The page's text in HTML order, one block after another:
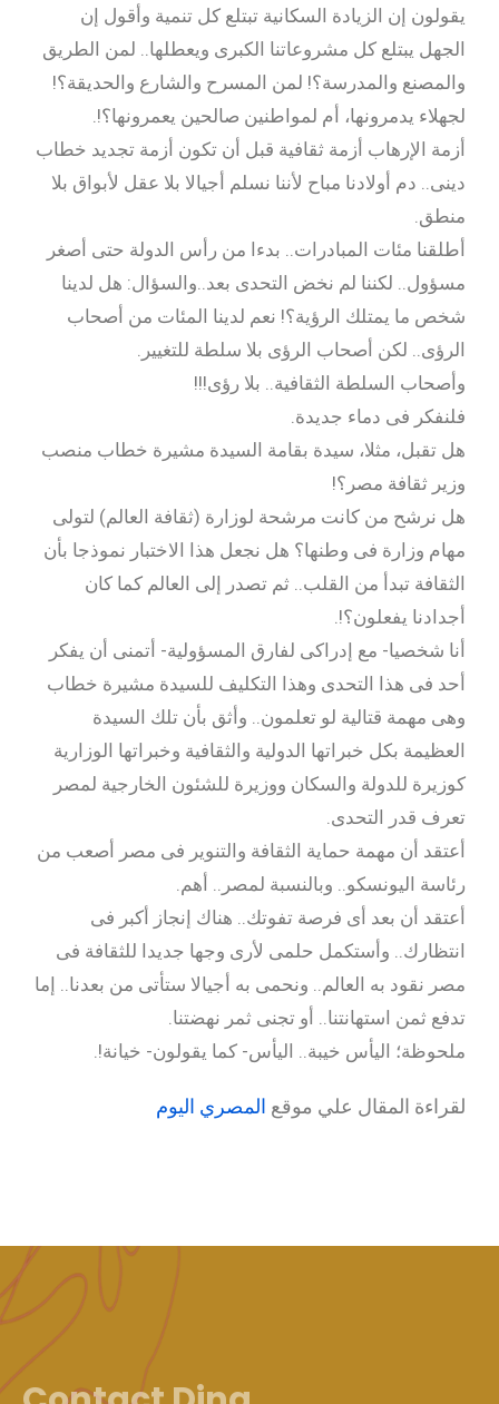
يقولون إن الزيادة السكانية تبتلع كل تنمية وأقول إن
الجهل يبتلع كل مشروعاتنا الكبرى ويعطلها.. لمن الطريق
والمصنع والمدرسة؟! لمن المسرح والشارع والحديقة؟!
لجهلاء يدمرونها، أم لمواطنين صالحين يعمرونها؟!.
أزمة الإرهاب أزمة ثقافية قبل أن تكون أزمة تجديد خطاب
دينى.. دم أولادنا مباح لأننا نسلم أجيالا بلا عقل لأبواق بلا
منطق.
أطلقنا مئات المبادرات.. بدءا من رأس الدولة حتى أصغر
مسؤول.. لكننا لم نخض التحدى بعد..والسؤال: هل لدينا
شخص ما يمتلك الرؤية؟! نعم لدينا المئات من أصحاب
الرؤى.. لكن أصحاب الرؤى بلا سلطة للتغيير.
وأصحاب السلطة الثقافية.. بلا رؤى!!!
فلنفكر فى دماء جديدة.
هل تقبل، مثلا، سيدة بقامة السيدة مشيرة خطاب منصب
وزير ثقافة مصر؟!
هل نرشح من كانت مرشحة لوزارة (ثقافة العالم) لتولى
مهام وزارة فى وطنها؟ هل نجعل هذا الاختبار نموذجا بأن
الثقافة تبدأ من القلب.. ثم تصدر إلى العالم كما كان
أجدادنا يفعلون؟!.
أنا شخصيا- مع إدراكى لفارق المسؤولية- أتمنى أن يفكر
أحد فى هذا التحدى وهذا التكليف للسيدة مشيرة خطاب
وهى مهمة قتالية لو تعلمون.. وأثق بأن تلك السيدة
العظيمة بكل خبراتها الدولية والثقافية وخبراتها الوزارية
كوزيرة للدولة والسكان ووزيرة للشئون الخارجية لمصر
تعرف قدر التحدى.
أعتقد أن مهمة حماية الثقافة والتنوير فى مصر أصعب من
رئاسة اليونسكو.. وبالنسبة لمصر.. أهم.
أعتقد أن بعد أى فرصة تفوتك.. هناك إنجاز أكبر فى
انتظارك.. وأستكمل حلمى لأرى وجها جديدا للثقافة فى
مصر نقود به العالم.. ونحمى به أجيالا ستأتى من بعدنا.. إما
تدفع ثمن استهانتنا.. أو تجنى ثمر نهضتنا.
ملحوظة؛ اليأس خيبة.. اليأس- كما يقولون- خيانة!.
لقراءة المقال علي موقع المصري اليوم